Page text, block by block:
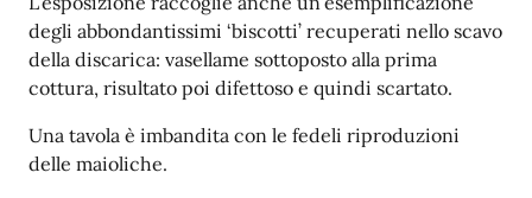
degli abbondantissimi ‘biscotti’ recuperati nello scavo
della discarica: vasellame sottoposto alla prima
cottura, risultato poi difettoso e quindi scartato.
Una tavola è imbandita con le fedeli riproduzioni
delle maioliche.